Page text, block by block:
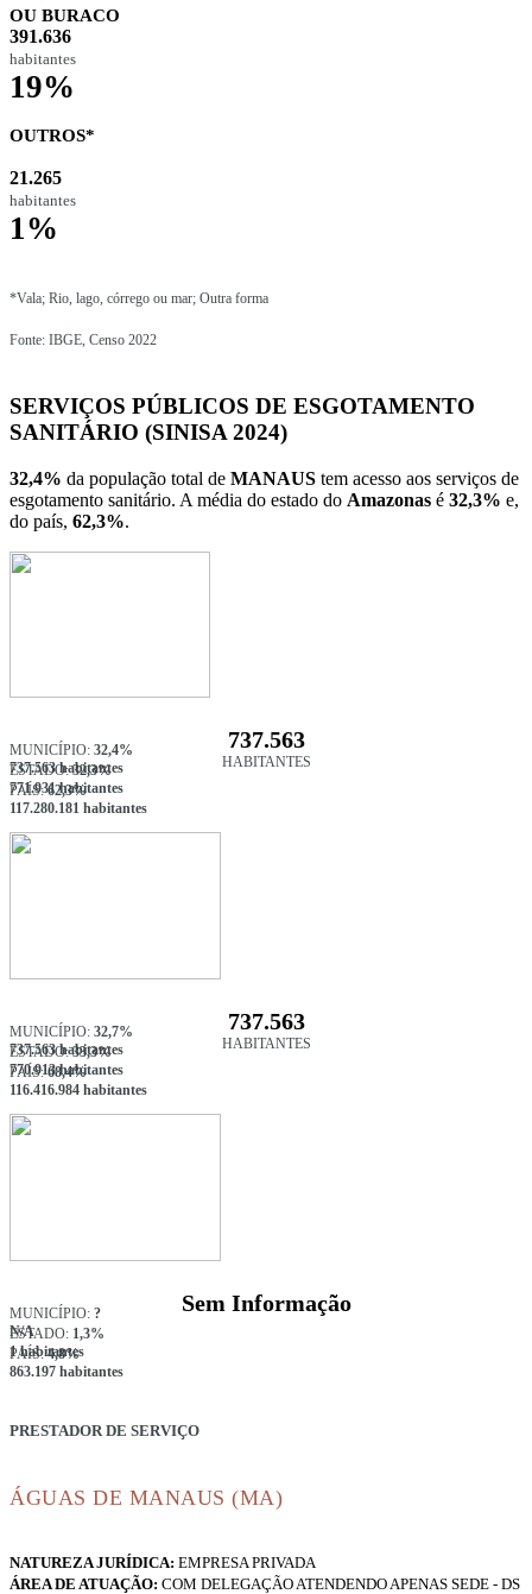
OU BURACO
391.636
habitantes
19%
OUTROS*
21.265
habitantes
1%
*Vala; Rio, lago, córrego ou mar; Outra forma
Fonte: IBGE, Censo 2022
SERVIÇOS PÚBLICOS DE ESGOTAMENTO
SANITÁRIO (SINISA 2024)
32,4% da população total de MANAUS tem acesso aos serviços de
esgotamento sanitário. A média do estado do Amazonas é 32,3% e,
do país, 62,3%.
737.563
HABITANTES
MUNICÍPIO: 32,4%
737.563 habitantes
ESTADO:32,3%
771.931 habitantes
PAÍS:62,3%
117.280.181 habitantes
737.563
HABITANTES
MUNICÍPIO: 32,7%
737.563 habitantes
ESTADO:33,3%
770.913 habitantes
PAÍS:68,4%
116.416.984 habitantes
Sem Informação
MUNICÍPIO: ?
N/A
ESTADO: 1,3%
1 habitantes
PAÍS:4,8%
863.197 habitantes
PRESTADOR DE SERVIÇO
ÁGUAS DE MANAUS (MA)
NATUREZA JURÍDICA: EMPRESA PRIVADA
ÁREA DE ATUAÇÃO: COM DELEGAÇÃO ATENDENDO APENAS SEDE - DS